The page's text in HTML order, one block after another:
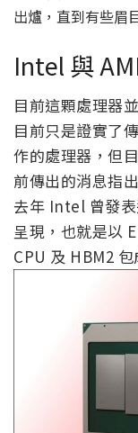
出爐，直到有些眉
Intel 與
目前這顆處理器
目前只是證實了
作的處理器，但
前傳出的消息指
去年 Intel 曾發
呈現，也就是以
CPU 及 HBM2 包